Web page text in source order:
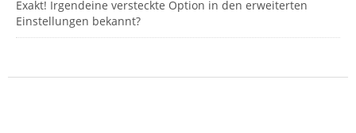
Exakt! Irgendeine versteckte Option in den erweiterten
Einstellungen bekannt?